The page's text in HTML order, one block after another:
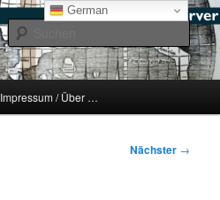
Impressum / Über …
Nächster →
German